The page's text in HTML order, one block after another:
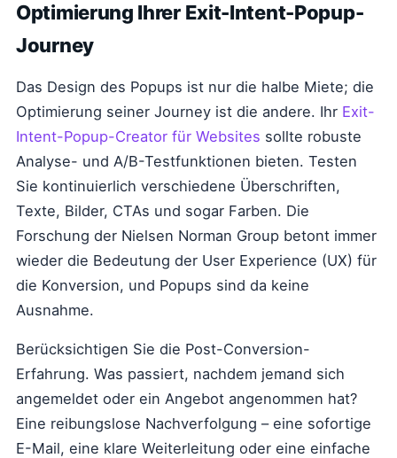
Optimierung Ihrer Exit-Intent-Popup-
Journey
Das Design des Popups ist nur die halbe Miete; die
Optimierung seiner Journey ist die andere. Ihr Exit-
Intent-Popup-Creator für Websites sollte robuste
Analyse- und A/B-Testfunktionen bieten. Testen
Sie kontinuierlich verschiedene Überschriften,
Texte, Bilder, CTAs und sogar Farben. Die
Forschung der Nielsen Norman Group betont immer
wieder die Bedeutung der User Experience (UX) für
die Konversion, und Popups sind da keine
Ausnahme.
Berücksichtigen Sie die Post-Conversion-
Erfahrung. Was passiert, nachdem jemand sich
angemeldet oder ein Angebot angenommen hat?
Eine reibungslose Nachverfolgung – eine sofortige
E-Mail, eine klare Weiterleitung oder eine einfache